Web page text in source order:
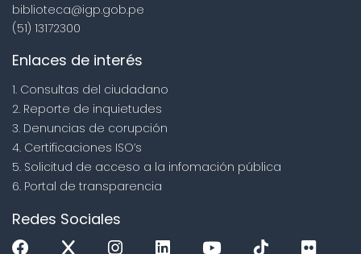
biblioteca@igp.gob.pe
(51) 13172300
Enlaces de interés
1. Consultas del ciudadano
2. Reporte de inquietudes
3. Denuncias de corupción
4. Certificaciones ISO’s
5. Solicitud de acceso a la infomación pública
6. Portal de transparencia
Redes Sociales